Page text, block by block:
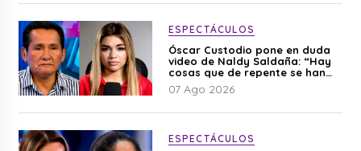
ESPECTÁCULOS
Óscar Custodio pone en duda
video de Naldy Saldaña: “Hay
cosas que de repente se han
editado”
07 Ago 2026
ESPECTÁCULOS